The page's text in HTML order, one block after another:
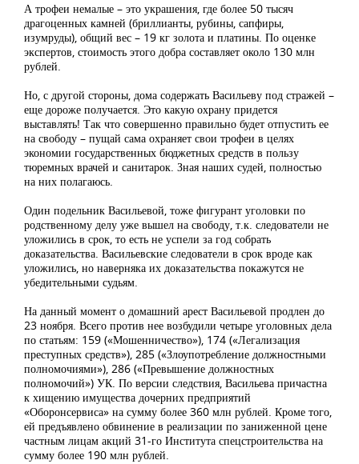
А трофеи немалые – это украшения, где более 50 тысяч
драгоценных камней (бриллианты, рубины, сапфиры,
изумруды), общий вес – 19 кг золота и платины. По оценке
экспертов, стоимость этого добра составляет около 130 млн
рублей.
Но, с другой стороны, дома содержать Васильеву под стражей –
еще дороже получается. Это какую охрану придется
выставлять! Так что совершенно правильно будет отпустить ее
на свободу – пущай сама охраняет свои трофеи в целях
экономии государственных бюджетных средств в пользу
тюремных врачей и санитарок. Зная наших судей, полностью
на них полагаюсь.
Один подельник Васильевой, тоже фигурант уголовки по
родственному делу уже вышел на свободу, т.к. следователи не
уложились в срок, то есть не успели за год собрать
доказательства. Васильевские следователи в срок вроде как
уложились, но наверняка их доказательства покажутся не
убедительными судьям.
На данный момент о домашний арест Васильевой продлен до
23 ноября. Всего против нее возбудили четыре уголовных дела
по статьям: 159 («Мошенничество»), 174 («Легализация
преступных средств»), 285 («Злоупотребление должностными
полномочиями»), 286 («Превышение должностных
полномочий») УК. По версии следствия, Васильева причастна
к хищению имущества дочерних предприятий
«Оборонсервиса» на сумму более 360 млн рублей. Кроме того,
ей предъявлено обвинение в реализации по заниженной цене
частным лицам акций 31-го Института спецстроительства на
сумму более 190 млн рублей.